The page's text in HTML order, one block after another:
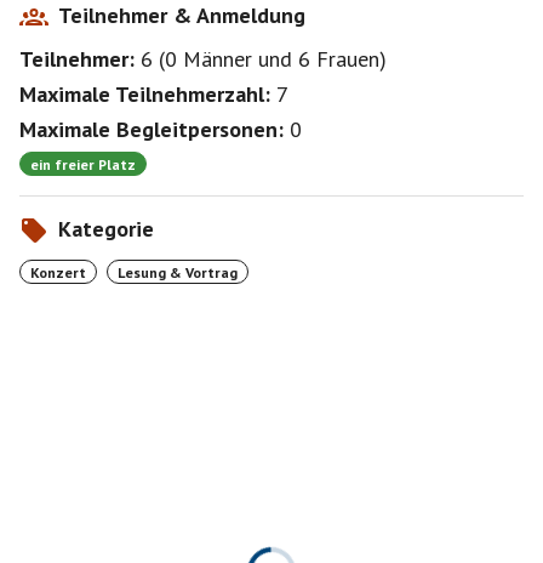
Teilnehmer & Anmeldung
Teilnehmer: 6 (0 Männer und 6 Frauen)
Maximale Teilnehmerzahl: 7
Maximale Begleitpersonen: 0
ein freier Platz
Kategorie
Konzert Lesung & Vortrag